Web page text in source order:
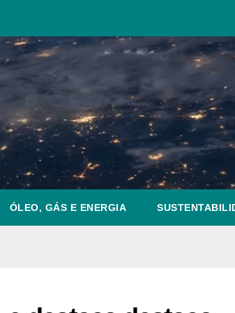
ÓLEO, GÁS E ENERGIA